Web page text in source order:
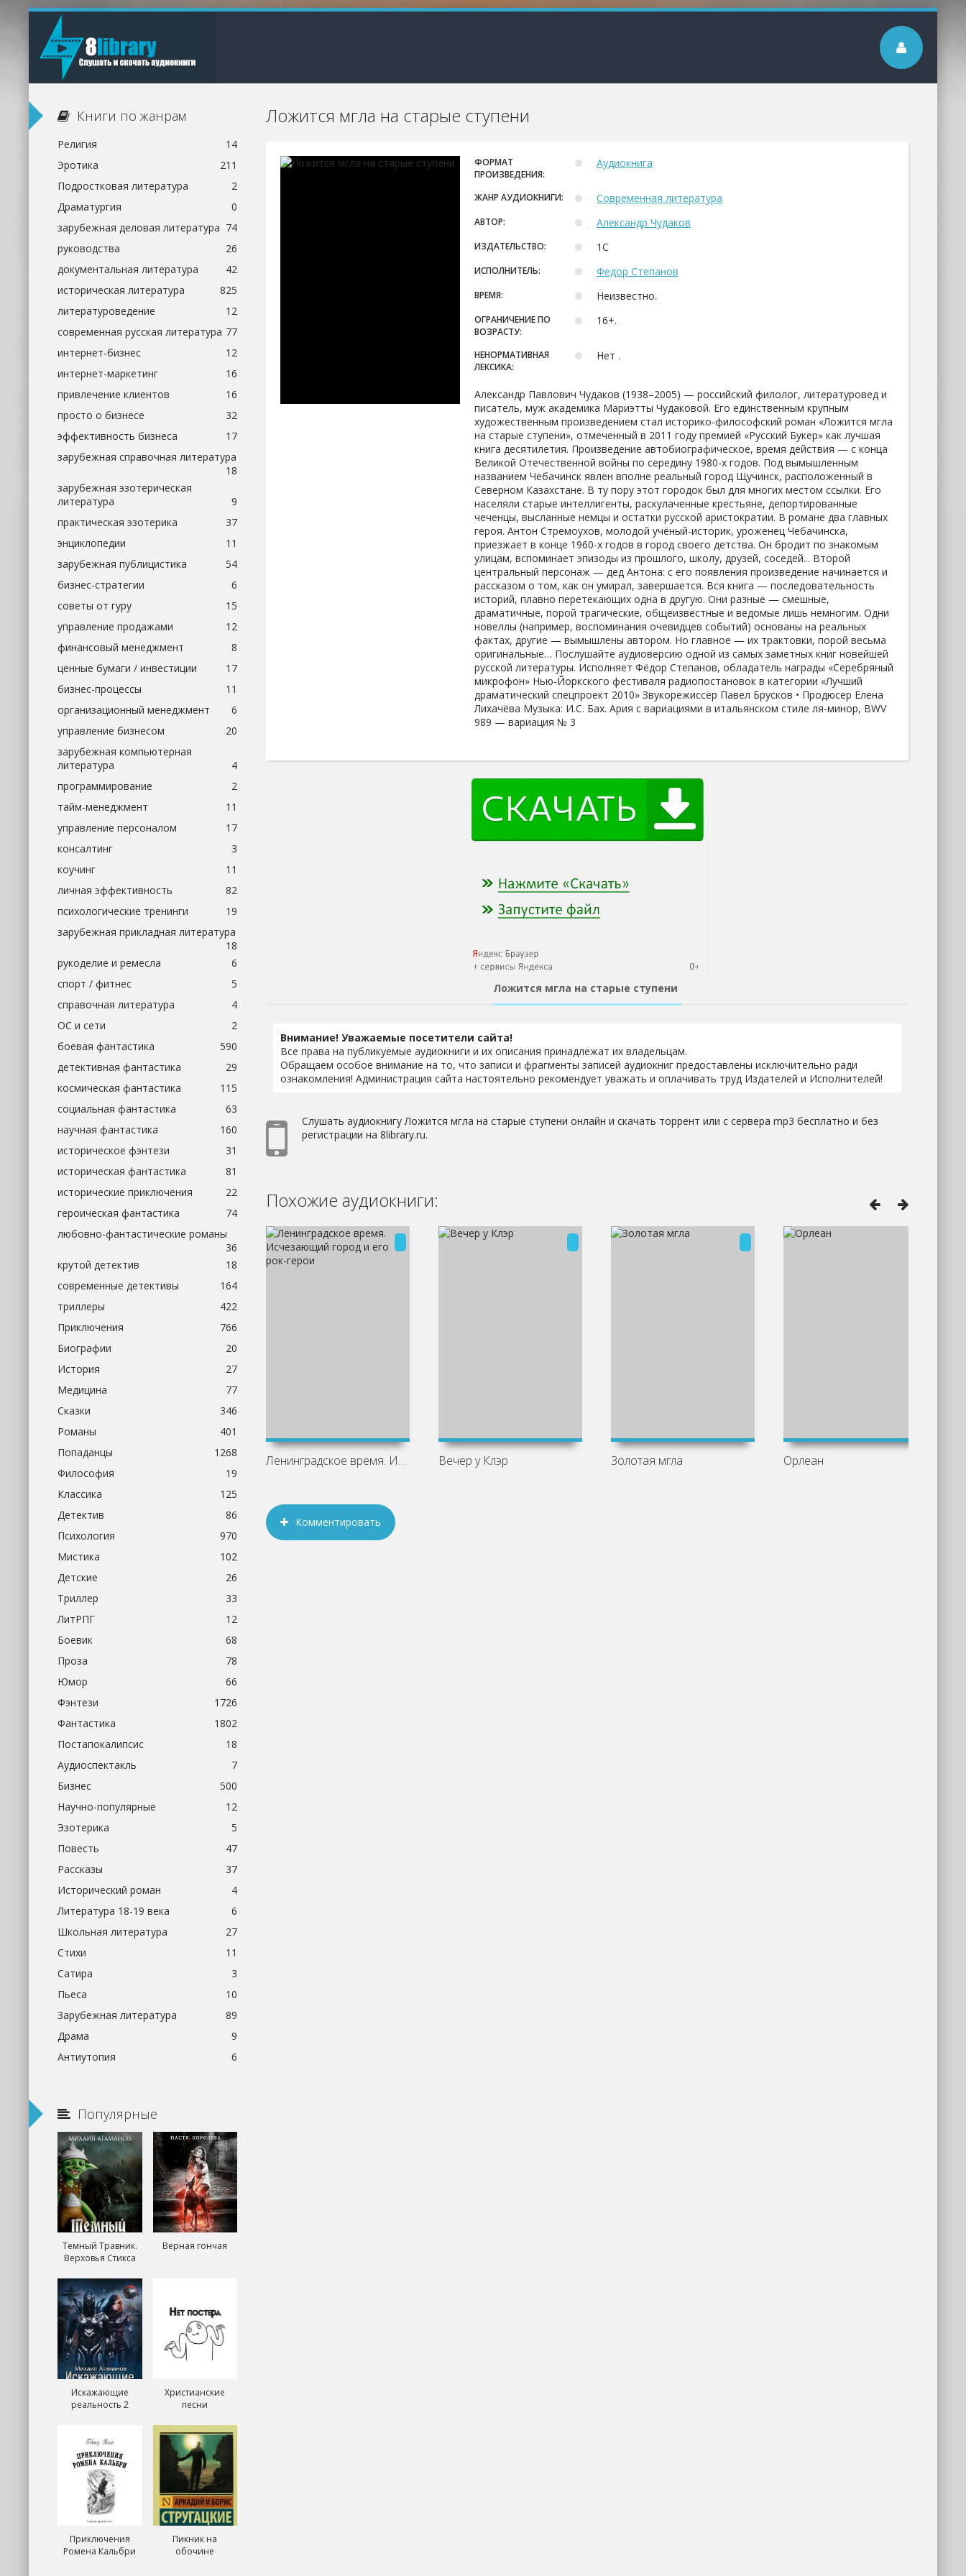
Ложится мгла на старые ступени
ФОРМАТ
ПРОИЗВЕДЕНИЯ:
Аудиокнига
ЖАНР АУДИОКНИГИ: Современная литература
АВТОР: Александр Чудаков
ИЗДАТЕЛЬСТВО: 1С
ИСПОЛНИТЕЛЬ: Федор Степанов
ВРЕМЯ: Неизвестно.
ОГРАНИЧЕНИЕ ПО
ВОЗРАСТУ:
16+.
НЕНОРМАТИВНАЯ
ЛЕКСИКА:
Нет .
Александр Павлович Чудаков (1938–2005) — российский филолог, литературовед и
писатель, муж академика Мариэтты Чудаковой. Его единственным крупным
художественным произведением стал историко-философский роман «Ложится мгла
на старые ступени», отмеченный в 2011 году премией «Русский Букер» как лучшая
книга десятилетия. Произведение автобиографическое, время действия — с конца
Великой Отечественной войны по середину 1980-х годов. Под вымышленным
названием Чебачинск явлен вполне реальный город Щучинск, расположенный в
Северном Казахстане. В ту пору этот городок был для многих местом ссылки. Его
населяли старые интеллигенты, раскулаченные крестьяне, депортированные
чеченцы, высланные немцы и остатки русской аристократии. В романе два главных
героя. Антон Стремоухов, молодой учёный-историк, уроженец Чебачинска,
приезжает в конце 1960-х годов в город своего детства. Он бродит по знакомым
улицам, вспоминает эпизоды из прошлого, школу, друзей, соседей... Второй
центральный персонаж — дед Антона: с его появления произведение начинается и
рассказом о том, как он умирал, завершается. Вся книга — последовательность
историй, плавно перетекающих одна в другую. Они разные — смешные,
драматичные, порой трагические, общеизвестные и ведомые лишь немногим. Одни
новеллы (например, воспоминания очевидцев событий) основаны на реальных
фактах, другие — вымышлены автором. Но главное — их трактовки, порой весьма
оригинальные… Послушайте аудиоверсию одной из самых заметных книг новейшей
русской литературы. Исполняет Фёдор Степанов, обладатель награды «Серебряный
микрофон» Нью-Йоркского фестиваля радиопостановок в категории «Лучший
драматический спецпроект 2010» Звукорежиссёр Павел Брусков • Продюсер Елена
Лихачёва Музыка: И.С. Бах. Ария с вариациями в итальянском стиле ля-минор, BWV
989 — вариация № 3
Ложится мгла на старые ступени
Внимание! Уважаемые посетители сайта!
Все права на публикуемые аудиокниги и их описания принадлежат их владельцам.
Обращаем особое внимание на то, что записи и фрагменты записей аудиокниг предоставлены исключительно ради
ознакомления! Администрация сайта настоятельно рекомендует уважать и оплачивать труд Издателей и Исполнителей!
Слушать аудиокнигу Ложится мгла на старые ступени онлайн и скачать торрент или с сервера mp3 бесплатно и без
регистрации на 8library.ru.
Похожие аудиокниги:
Ленинградское время. Исчезающий город и Вечер у Клэр Золотая мгла Орлеан
Комментировать
Книги по жанрам
Религия
14
Эротика
211
Подростковая литература
2
Драматургия
0
зарубежная деловая литература 74
руководства
26
документальная литература
42
историческая литература
825
литературоведение
12
современная русская литература 77
интернет-бизнес
12
интернет-маркетинг
16
привлечение клиентов
16
просто о бизнесе
32
эффективность бизнеса
17
зарубежная справочная литература
18
зарубежная эзотерическая
литература
9
практическая эзотерика
37
энциклопедии
11
зарубежная публицистика
54
бизнес-стратегии
6
советы от гуру
15
управление продажами
12
финансовый менеджмент
8
ценные бумаги / инвестиции
17
бизнес-процессы
11
организационный менеджмент
6
управление бизнесом
20
зарубежная компьютерная
литература
4
программирование
2
тайм-менеджмент
11
управление персоналом
17
консалтинг
3
коучинг
11
личная эффективность
82
психологические тренинги
19
зарубежная прикладная литература
18
рукоделие и ремесла
6
спорт / фитнес
5
справочная литература
4
ОС и сети
2
боевая фантастика
590
детективная фантастика
29
космическая фантастика
115
социальная фантастика
63
научная фантастика
160
историческое фэнтези
31
историческая фантастика
81
исторические приключения
22
героическая фантастика
74
любовно-фантастические романы
36
крутой детектив
18
современные детективы
164
триллеры
422
Приключения
766
Биографии
20
История
27
Медицина
77
Сказки
346
Романы
401
Попаданцы
1268
Философия
19
Классика
125
Детектив
86
Психология
970
Мистика
102
Детские
26
Триллер
33
ЛитРПГ
12
Боевик
68
Проза
78
Юмор
66
Фэнтези
1726
Фантастика
1802
Постапокалипсис
18
Аудиоспектакль
7
Бизнес
500
Научно-популярные
12
Эзотерика
5
Повесть
47
Рассказы
37
Исторический роман
4
Литература 18-19 века
6
Школьная литература
27
Стихи
11
Сатира
3
Пьеса
10
Зарубежная литература
89
Драма
9
Антиутопия
6
Популярные
Темный Травник.
Верховья Стикса
Верная гончая
Искажающие
реальность 2
Христианские
песни
Приключения
Ромена Кальбри
Пикник на
обочине